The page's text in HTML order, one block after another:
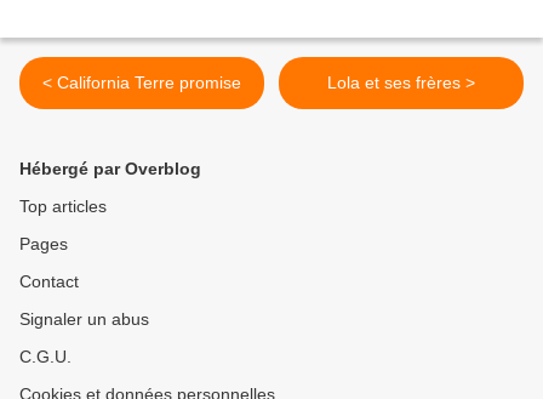
< California Terre promise Lola et ses frères >
Hébergé par Overblog
Top articles
Pages
Contact
Signaler un abus
C.G.U.
Cookies et données personnelles